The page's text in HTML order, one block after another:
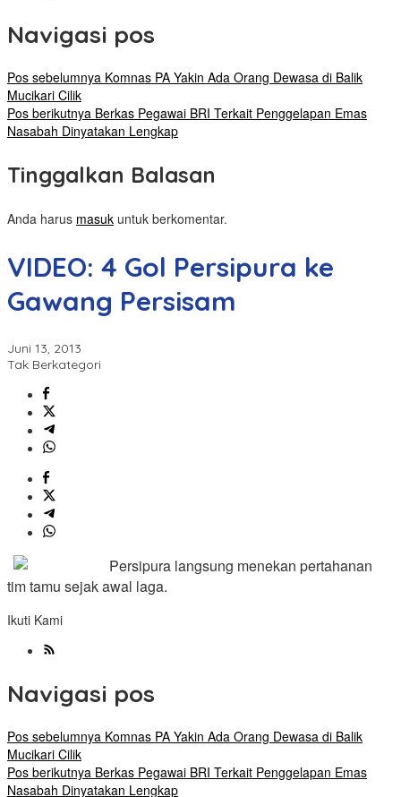
Navigasi pos
Pos sebelumnya Komnas PA Yakin Ada Orang Dewasa di Balik
Mucikari Cilik
Pos berikutnya Berkas Pegawai BRI Terkait Penggelapan Emas
Nasabah Dinyatakan Lengkap
Tinggalkan Balasan
Anda harus masuk untuk berkomentar.
VIDEO: 4 Gol Persipura ke
Gawang Persisam
Juni 13, 2013
Tak Berkategori
Persipura langsung menekan pertahanan
tim tamu sejak awal laga.
Ikuti Kami
Navigasi pos
Pos sebelumnya Komnas PA Yakin Ada Orang Dewasa di Balik
Mucikari Cilik
Pos berikutnya Berkas Pegawai BRI Terkait Penggelapan Emas
Nasabah Dinyatakan Lengkap